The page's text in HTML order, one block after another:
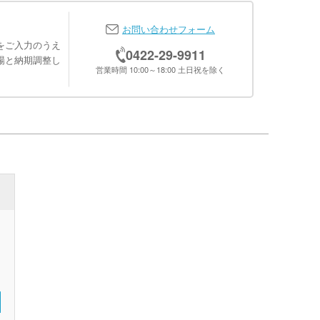
入力のうえ
と納期調整し
お問い合わせフォーム
0422-29-9911
営業時間 10:00～18:00 土日祝を除く